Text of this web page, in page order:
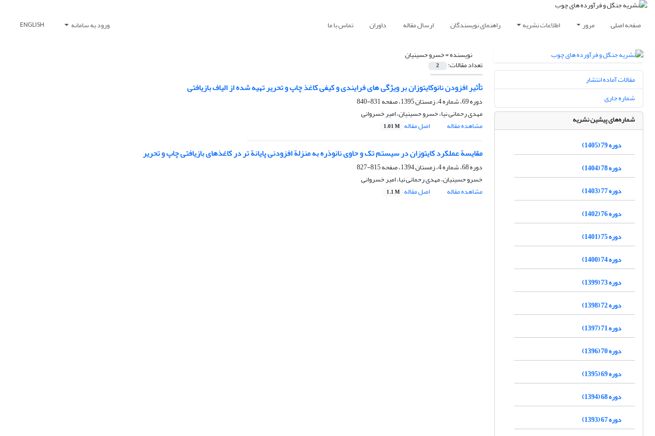
صفحه اصلی مرور اطلاعات نشریه راهنمای نویسندگان ارسال مقاله داوران تماس با ما ورود به سامانه ENGLISH
نویسنده =خسرو حسینیان
تعداد مقالات: 2
تأثیر افزودن نانوکایتوزان بر ویژگی های فرایندی و کیفی کاغذ چاپ و تحریر تهیه شده از الیاف بازیافتی
دوره 69، شماره 4، زمستان 1395، صفحه
831-840
مهدی رحمانی نیا، خسرو حسینیان، امیر خسروانی
مشاهده مقاله
اصل مقاله 1.01 M
مقایسة عملکرد کایتوزان در سیستم تک و حاوی نانوذره به منزلة افزودنی پایانة تر در کاغذهای بازیافتی چاپ و تحریر
دوره 68، شماره 4، زمستان 1394، صفحه
815-827
خسرو حسینیان، مهدی رحمانی نیا، امیر خسروانی
مشاهده مقاله
اصل مقاله 1.1 M
مقالات آماده انتشار
شماره جاری
شماره‌های پیشین نشریه
دوره 79 (1405)
دوره 78 (1404)
دوره 77 (1403)
دوره 76 (1402)
دوره 75 (1401)
دوره 74 (1400)
دوره 73 (1399)
دوره 72 (1398)
دوره 71 (1397)
دوره 70 (1396)
دوره 69 (1395)
دوره 68 (1394)
دوره 67 (1393)